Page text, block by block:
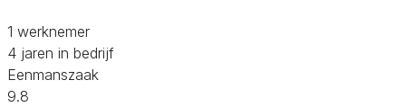
1 werknemer
4 jaren in bedrijf
Eenmanszaak
9.8